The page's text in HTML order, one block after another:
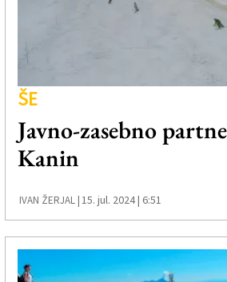
ŠE
Javno-zasebno
Kanin
IVAN ŽERJAL |15. jul. 2024 | 6:51